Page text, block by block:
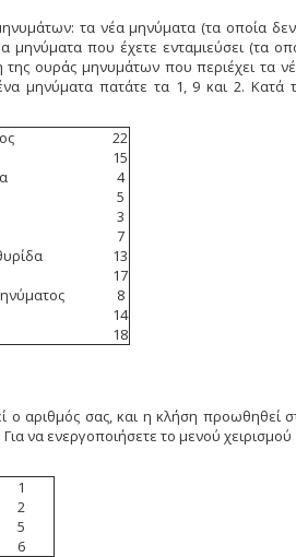
τα νέα μηνύματα (τα οποία
μηνύματα που έχετε ενταμιεύσει (τα
ουράς μηνυμάτων που περιέχει τα
μηνύματα πατάτε τα 1, 9 και 2. Κατά
22
15
4
5
3
7
13
17
8
14
18
ο αριθμός σας, και η κλήση προωθηθεί
να ενεργοποιήσετε το μενού
1
2
5
6